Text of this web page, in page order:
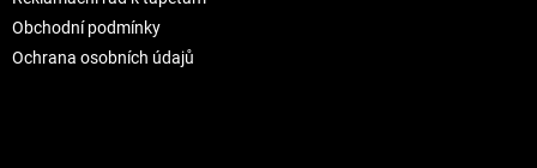
Obchodní podmínky
Ochrana osobních údajů